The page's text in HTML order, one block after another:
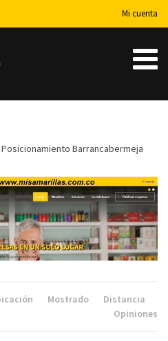
Mi cuenta
Posicionamiento Barrancabermeja
Mostrado
Distancia
Opiniones